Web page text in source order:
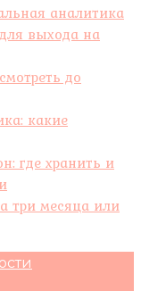
аналитика
выхода на
до
какие
где хранить и
три месяца или